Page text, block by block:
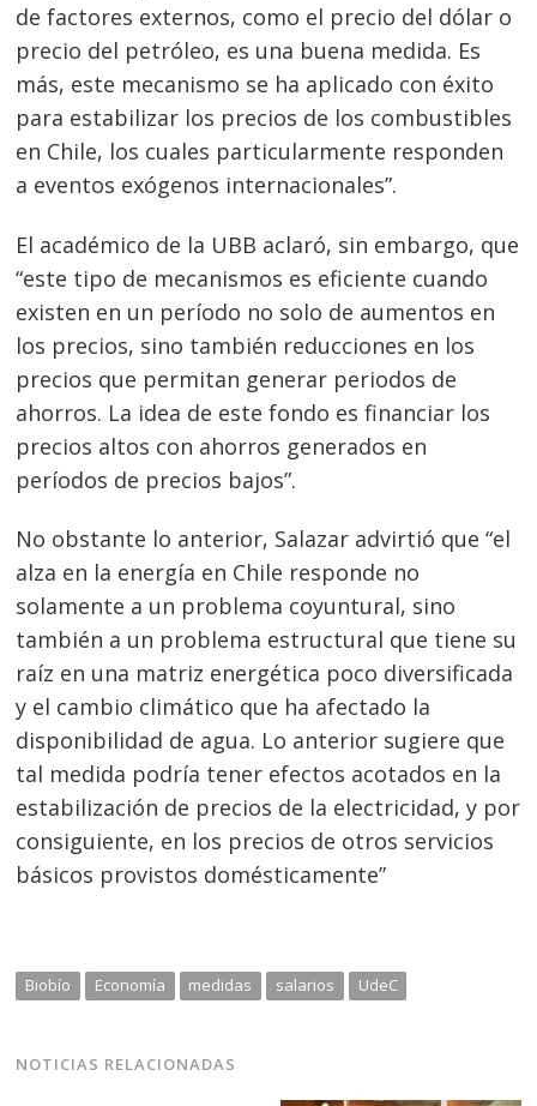
de factores externos, como el precio del dólar o
precio del petróleo, es una buena medida. Es
más, este mecanismo se ha aplicado con éxito
para estabilizar los precios de los combustibles
en Chile, los cuales particularmente responden
a eventos exógenos internacionales”.
El académico de la UBB aclaró, sin embargo, que
“este tipo de mecanismos es eficiente cuando
existen en un período no solo de aumentos en
los precios, sino también reducciones en los
precios que permitan generar periodos de
ahorros. La idea de este fondo es financiar los
precios altos con ahorros generados en
períodos de precios bajos”.
No obstante lo anterior, Salazar advirtió que “el
alza en la energía en Chile responde no
solamente a un problema coyuntural, sino
también a un problema estructural que tiene su
raíz en una matriz energética poco diversificada
y el cambio climático que ha afectado la
disponibilidad de agua. Lo anterior sugiere que
tal medida podría tener efectos acotados en la
estabilización de precios de la electricidad, y por
consiguiente, en los precios de otros servicios
básicos provistos domésticamente”
Biobío Economía medidas salarios UdeC
NOTICIAS RELACIONADAS